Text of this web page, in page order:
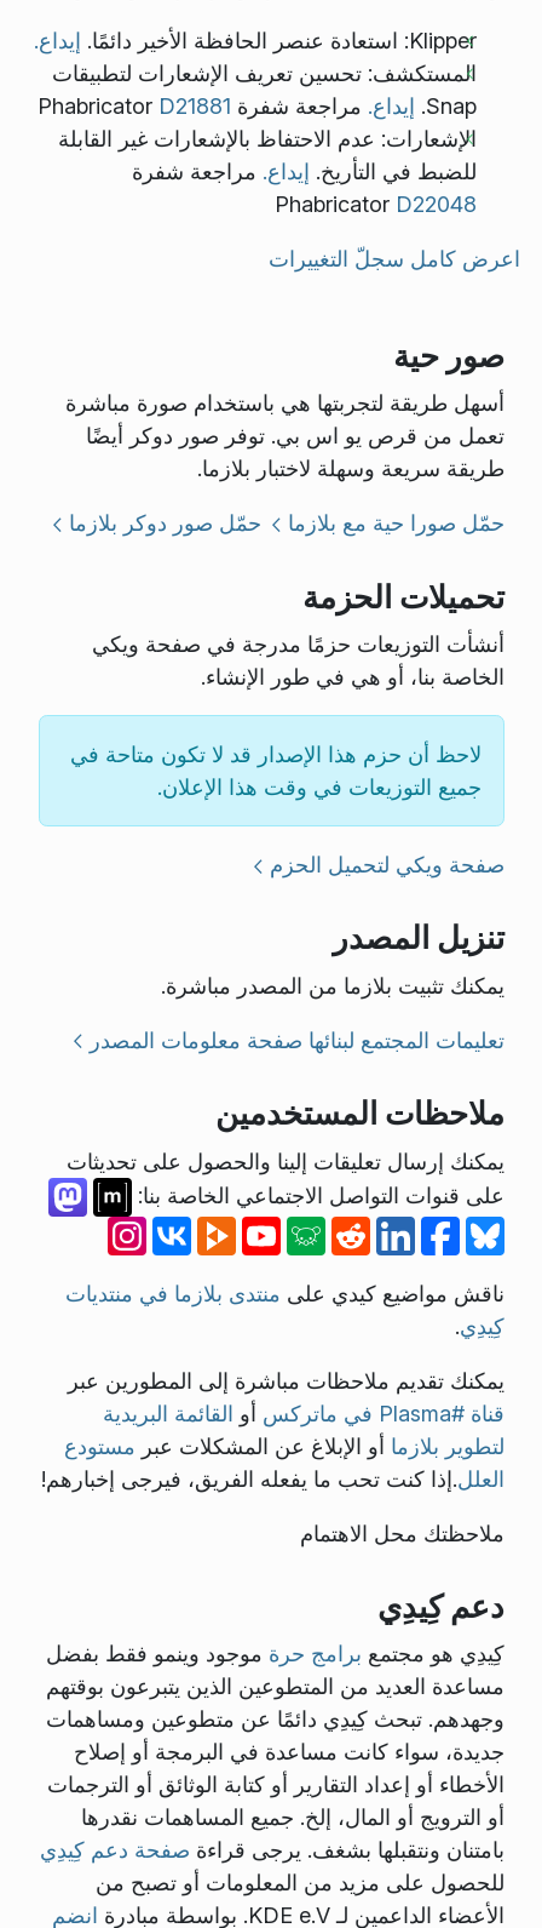
Klipper: استعادة عنصر الحافظة الأخير دائمًا.
إيداع.
المستكشف: تحسين تعريف الإشعارات لتطبيقات
Snap. إيداع. مراجعة شفرة Phabricator D21881
الإشعارات: عدم الاحتفاظ بالإشعارات غير القابلة
للضبط في التأريخ. إيداع. مراجعة شفرة
Phabricator D22048
اعرض كامل سجلّ التغييرات
صور حية
أسهل طريقة لتجربتها هي باستخدام صورة مباشرة
تعمل من قرص يو اس بي. توفر صور دوكر أيضًا
طريقة سريعة وسهلة لاختبار بلازما.
حمّل صورا حية مع بلازما حمّل صور دوكر بلازما
تحميلات الحزمة
أنشأت التوزيعات حزمًا مدرجة في صفحة ويكي
الخاصة بنا، أو هي في طور الإنشاء.
لاحظ أن حزم هذا الإصدار قد لا تكون متاحة في
جميع التوزيعات في وقت هذا الإعلان.
صفحة ويكي لتحميل الحزم
تنزيل المصدر
يمكنك تثبيت بلازما من المصدر مباشرة.
تعليمات المجتمع لبنائها صفحة معلومات المصدر
ملاحظات المستخدمين
يمكنك إرسال تعليقات إلينا والحصول على تحديثات
على قنوات التواصل الاجتماعي الخاصة بنا:
ناقش مواضيع كيدي على منتدى بلازما في منتديات
كِيدِي.
يمكنك تقديم ملاحظات مباشرة إلى المطورين عبر
قناة #Plasma في ماتركس
أو القائمة البريدية
لتطوير بلازما أو الإبلاغ عن المشكلات عبر مستودع
العلل.إذا كنت تحب ما يفعله الفريق، فيرجى إخبارهم!
ملاحظتك محل الاهتمام
دعم كِيدِي
كِيدِي هو مجتمع برامج حرة موجود وينمو فقط بفضل
مساعدة العديد من المتطوعين الذين يتبرعون بوقتهم
وجهدهم. تبحث كِيدِي دائمًا عن متطوعين ومساهمات
جديدة، سواء كانت مساعدة في البرمجة أو إصلاح
الأخطاء أو إعداد التقارير أو كتابة الوثائق أو الترجمات
أو الترويج أو المال، إلخ. جميع المساهمات نقدرها
بامتنان ونتقبلها بشغف. يرجى قراءة صفحة دعم كِيدِي
للحصول على مزيد من المعلومات أو تصبح من
الأعضاء الداعمين لـ KDE e.V. بواسطة مبادرة
انضم